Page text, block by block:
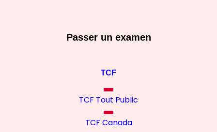
Passer un examen
TCF
TCF Tout Public
TCF Canada